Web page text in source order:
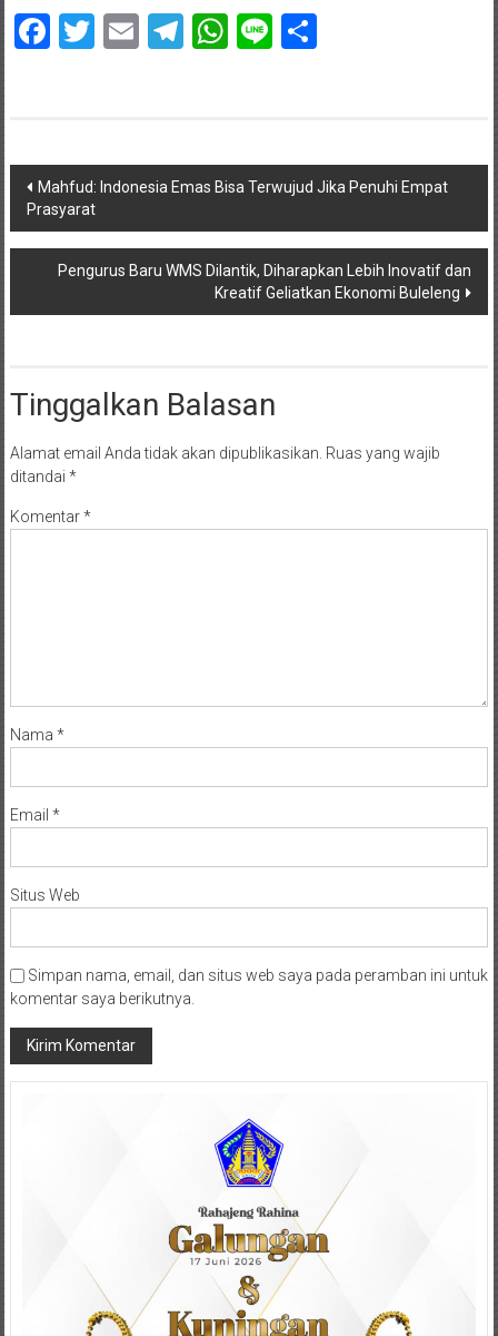
Facebook
Twitter
EmailTelegram
WhatsApp
LineShare
Navigasi
pos
Mahfud: Indonesia Emas Bisa Terwujud Jika Penuhi Empat
Prasyarat
Pengurus Baru WMS Dilantik, Diharapkan Lebih Inovatif dan
Kreatif Geliatkan Ekonomi Buleleng
Tinggalkan Balasan
Alamat email Anda tidak akan dipublikasikan. Ruas yang wajib
ditandai *
Komentar*
Nama *
Email *
Situs Web
Simpan nama, email, dan situs web saya pada peramban ini untuk
komentar saya berikutnya.